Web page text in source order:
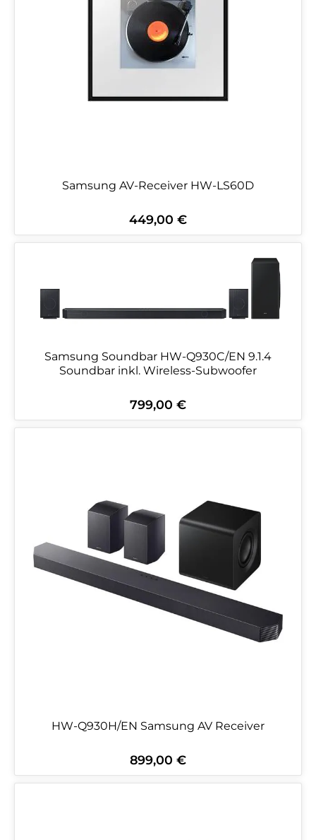
Samsung AV-Receiver HW-LS60D
Regulärer Preis:
449,00 €
Samsung Soundbar HW-Q930C/EN 9.1.4
Soundbar inkl. Wireless-Subwoofer
Regulärer Preis:
799,00 €
HW-Q930H/EN Samsung AV Receiver
Regulärer Preis:
899,00 €